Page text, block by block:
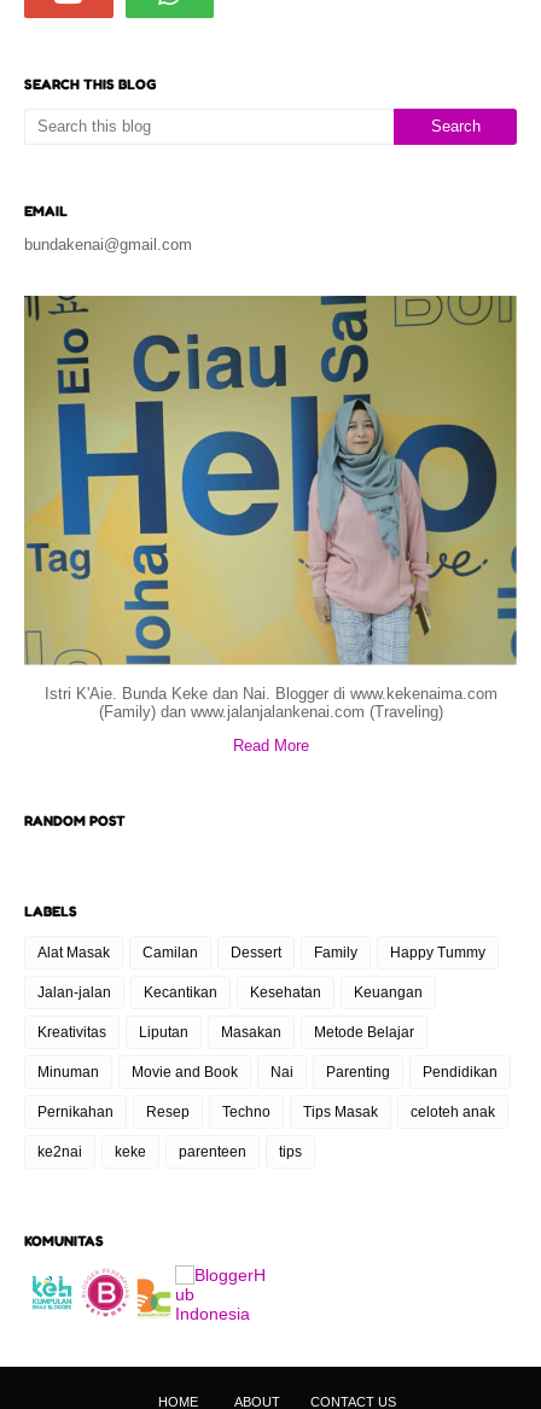
SEARCH THIS BLOG
EMAIL
bundakenai@gmail.com
Istri K'Aie. Bunda Keke dan Nai. Blogger di www.kekenaima.com
(Family) dan www.jalanjalankenai.com (Traveling)
Read More
RANDOM POST
LABELS
Alat Masak Camilan Dessert Family Happy Tummy
Jalan-jalan Kecantikan Kesehatan Keuangan
Kreativitas Liputan Masakan Metode Belajar
Minuman Movie and Book Nai Parenting Pendidikan
Pernikahan Resep Techno Tips Masak celoteh anak
ke2nai keke parenteen tips
KOMUNITAS
HOME ABOUT CONTACT US